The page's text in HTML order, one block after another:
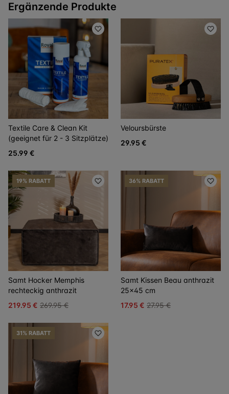
Ergänzende Produkte
Textile Care & Clean Kit
(geeignet für 2 - 3 Sitzplätze)
25.99 €
Veloursbürste
29.95 €
19% RABATT
Samt Hocker Memphis
rechteckig anthrazit
219.95 € 269.95 €
36% RABATT
Samt Kissen Beau anthrazit
25x45 cm
17.95 € 27.95 €
31% RABATT